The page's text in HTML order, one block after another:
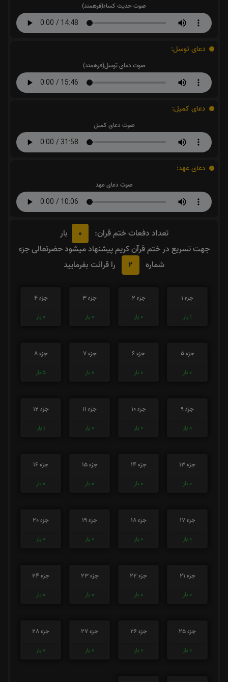
صوت حدیث کساء(فرهمند)
دعای توسل:
صوت دعای توسل(فرهمند)
دعای کمیل:
صوت دعای کمیل
دعای عهد:
صوت دعای عهد
تعداد دفعات ختم قران: 0
بار
جهت تسریع در ختم قرآن کریم پیشنهاد میشود حضرتعالی جزء
شماره
2 را قرائت بفرمایید
جزء 1
1 بار
جزء 2
0 بار
جزء 3
0 بار
جزء 4
0 بار
جزء 5
0 بار
جزء 6
0 بار
جزء 7
0 بار
جزء 8
5 بار
جزء 9
0 بار
جزء 10
0 بار
جزء 11
0 بار
جزء 12
1 بار
جزء 13
0 بار
جزء 14
0 بار
جزء 15
0 بار
جزء 16
0 بار
جزء 17
0 بار
جزء 18
0 بار
جزء 19
0 بار
جزء 20
0 بار
جزء 21
0 بار
جزء 22
0 بار
جزء 23
0 بار
جزء 24
0 بار
جزء 25
0 بار
جزء 26
0 بار
جزء 27
0 بار
جزء 28
0 بار